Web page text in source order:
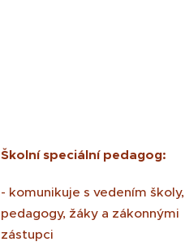
Školní speciální pedagog:
- komunikuje s vedením školy,
pedagogy, žáky a zákonnými
zástupci